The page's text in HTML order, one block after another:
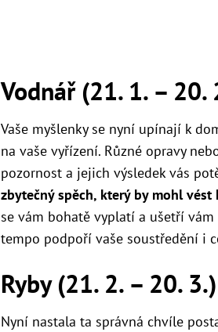
Vodnář (21. 1. – 20.
Vaše myšlenky se nyní upínají k
na vaše vyřízení. Různé opravy
pozornost a jejich výsledek vás
zbytečný spěch, který by mohl vést
se vám bohatě vyplatí a ušetří
tempo podpoří vaše soustředění i
Ryby (21. 2. – 20. 3.)
Nyní nastala ta správná chvíle